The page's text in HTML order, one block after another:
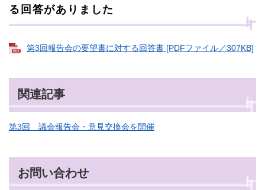
る回答がありました
第3回報告会の要望書に対する回答書 [PDFファイル／307KB]
関連記事
第3回 議会報告会・意見交換会を開催
お問い合わせ